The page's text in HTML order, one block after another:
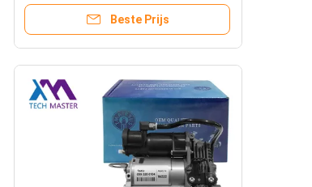
Beste Prijs